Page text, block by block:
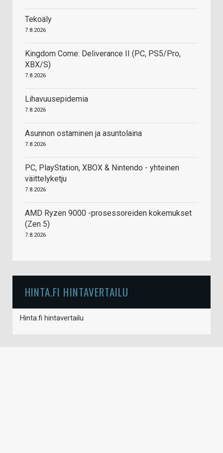
Tekoäly
7.8.2026
Kingdom Come: Deliverance II (PC, PS5/Pro,
XBX/S)
7.8.2026
Lihavuusepidemia
7.8.2026
Asunnon ostaminen ja asuntolaina
7.8.2026
PC, PlayStation, XBOX & Nintendo - yhteinen
väittelyketju
7.8.2026
AMD Ryzen 9000 -prosessoreiden kokemukset
(Zen 5)
7.8.2026
HINTA.FI HINTAVERTAILU
Hinta.fi hintavertailu